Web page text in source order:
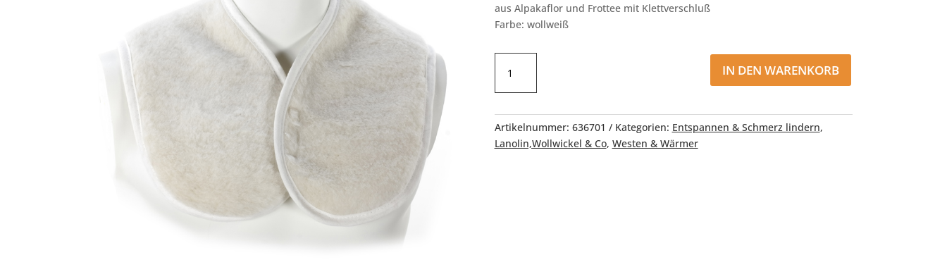
aus Alpakaflor und Frottee mit Klettverschluß
Farbe: wollweiß
und
Dekolleté-
Alpaka
Menge
IN DEN WARENKORB
Artikelnummer: 636701 Kategorien: Entspannen & Schmerz lindern,
Lanolin,Wollwickel & Co, Westen & Wärmer